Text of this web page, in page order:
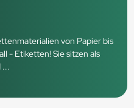
von Papier bis
- Etiketten! Sie sitzen als
...